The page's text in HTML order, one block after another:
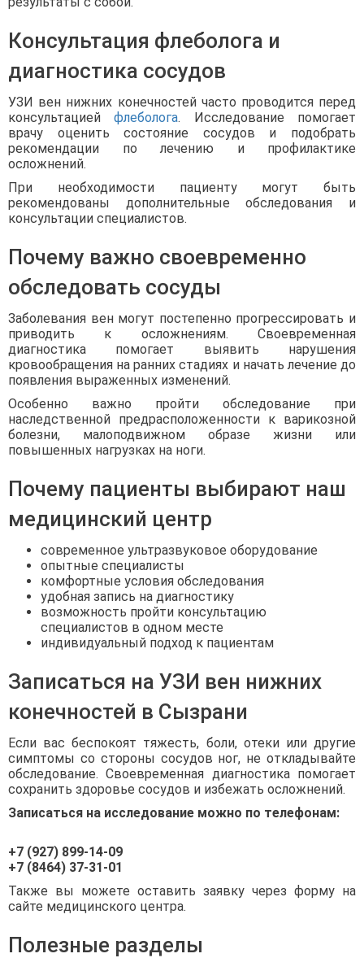
Консультация флеболога и
диагностика сосудов
УЗИ вен нижних конечностей часто проводится перед
консультациейфлеболога. Исследование помогает
врачу оценить состояние сосудов и подобрать
рекомендации по лечению и профилактике
осложнений.
При необходимости пациенту могут быть
рекомендованы дополнительные обследования и
консультации специалистов.
Почему важно своевременно
обследовать сосуды
Заболевания вен могут постепенно прогрессировать и
приводить к осложнениям. Своевременная
диагностика помогает выявить нарушения
кровообращения на ранних стадиях и начать лечение до
появления выраженных изменений.
Особенно важно пройти обследование при
наследственной предрасположенности к варикозной
болезни, малоподвижном образе жизни или
повышенных нагрузках на ноги.
Почему пациенты выбирают наш
медицинский центр
современное ультразвуковое оборудование
опытные специалисты
комфортные условия обследования
удобная запись на диагностику
возможность пройти консультацию
специалистов в одном месте
индивидуальный подход к пациентам
Записаться на УЗИ вен нижних
конечностей в Сызрани
Если вас беспокоят тяжесть, боли, отеки или другие
симптомы со стороны сосудов ног, не откладывайте
обследование. Своевременная диагностика помогает
сохранить здоровье сосудов и избежать осложнений.
Записаться на исследование можно по телефонам:
+7 (927) 899-14-09
+7 (8464) 37-31-01
Также вы можете оставить заявку через форму на
сайте медицинского центра.
Полезные разделы